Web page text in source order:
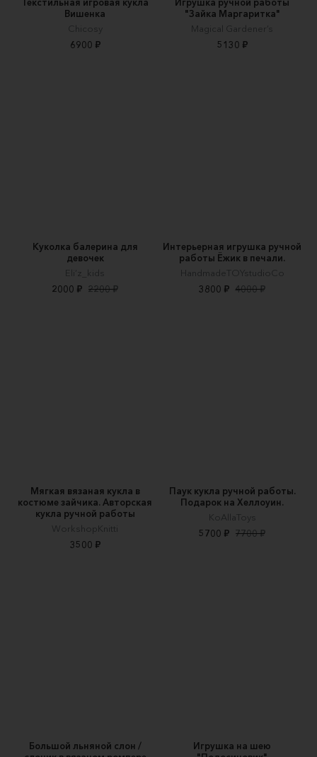
Вишенка
Chicosy
6900 ₽
"Зайка Маргаритка"
Magical Gardener’s
5130 ₽
Куколка балерина для
девочек
Eli’z_kids
2000 ₽ 2200 ₽
Интерьерная игрушка ручной
работы Ёжик в печали.
HandmadeTOYstudioCo
3800 ₽ 4000 ₽
Мягкая вязаная кукла в
костюме зайчика. Авторская
кукла ручной работы
WorkshopKnitti
3500 ₽
Паук кукла ручной работы.
Подарок на Хеллоуин.
KoAllaToys
5700 ₽ 7700 ₽
Большой льняной слон /
Игрушка на шею